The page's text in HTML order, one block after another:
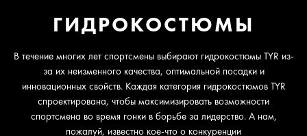
ГИДРОКОСТЮМЫ
В течение многих лет спортсмены выбирают гидрокостюмы TYR из-
за их неизменного качества, оптимальной посадки и
инновационных свойств. Каждая категория гидрокостюмов TYR
спроектирована, чтобы максимизировать возможности
спортсмена во время гонки в борьбе за лидерство. А нам,
пожалуй, известно кое-что о конкуренции